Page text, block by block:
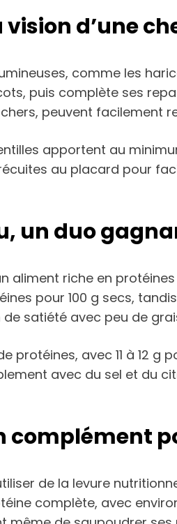
d’une
comme les
puis complète ses
peuvent facilement
apportent au
au placard pour
un duo
aliment riche en
pour 100 g secs,
satiété avec peu de
avec 11 à 12 g
avec du sel et
complément
de la levure
complète, avec